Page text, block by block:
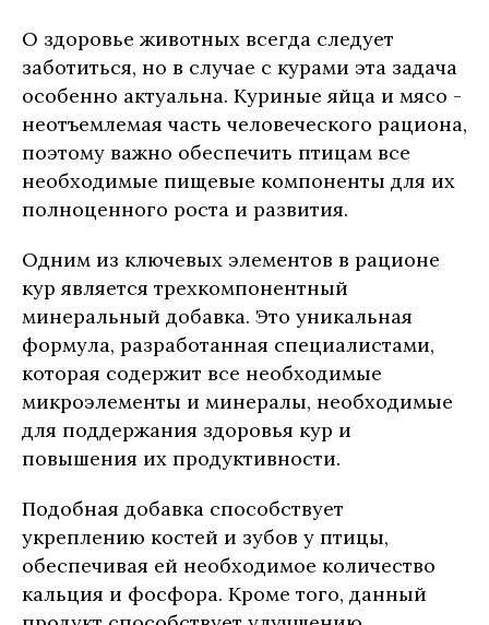
О здоровье животных всегда следует
заботиться, но в случае с курами эта задача
особенно актуальна. Куриные яйца и мясо -
неотъемлемая часть человеческого рациона,
поэтому важно обеспечить птицам все
необходимые пищевые компоненты для их
полноценного роста и развития.
Одним из ключевых элементов в рационе
кур является трехкомпонентный
минеральный добавка. Это уникальная
формула, разработанная специалистами,
которая содержит все необходимые
микроэлементы и минералы, необходимые
для поддержания здоровья кур и
повышения их продуктивности.
Подобная добавка способствует
укреплению костей и зубов у птицы,
обеспечивая ей необходимое количество
кальция и фосфора. Кроме того, данный